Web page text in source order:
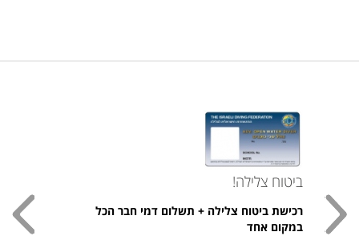
ביטוח צלילה!
רכישת ביטוח צלילה + תשלום דמי חבר הכל
במקום אחד